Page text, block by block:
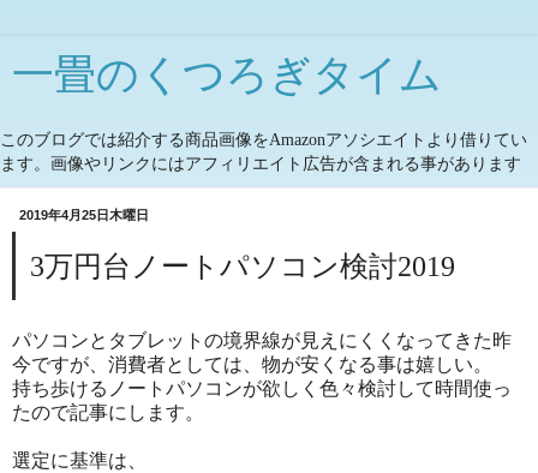
一畳のくつろぎタイム
このブログでは紹介する商品画像をAmazonアソシエイトより借りてい
ます。画像やリンクにはアフィリエイト広告が含まれる事があります
2019年4月25日木曜日
3万円台ノートパソコン検討2019
パソコンとタブレットの境界線が見えにくくなってきた昨
今ですが、消費者としては、物が安くなる事は嬉しい。
持ち歩けるノートパソコンが欲しく色々検討して時間使っ
たので記事にします。
選定に基準は、